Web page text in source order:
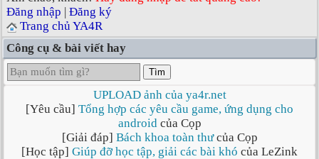
Đăng nhập | Đăng ký
Trang chủ YA4R
Công cụ & bài viết hay
Tìm
UPLOAD ảnh của ya4r.net
[Yêu cầu] Tổng hợp các yêu cầu game, ứng dụng cho
androidcủa Cọp
[Giải đáp] Bách khoa toàn thưcủa Cọp
[Học tập] Giúp đỡ học tập, giải các bài khó của LeZink